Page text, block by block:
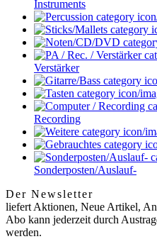
Instruments
Verstärker
Recording
Sonderposten/Auslauf-
Der Newsletter
liefert Aktionen, Neue Artikel,
Abo kann jederzeit durch
werden.